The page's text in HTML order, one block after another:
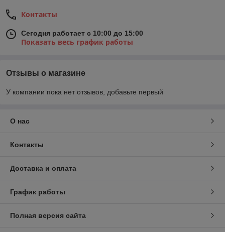
Контакты
Сегодня работает с 10:00 до 15:00
Показать весь график работы
Отзывы о магазине
У компании пока нет отзывов, добавьте первый
О нас
Контакты
Доставка и оплата
График работы
Полная версия сайта